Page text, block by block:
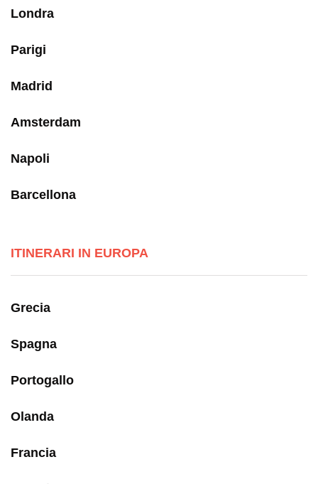
Londra
Parigi
Madrid
Amsterdam
Napoli
Barcellona
ITINERARI IN EUROPA
Grecia
Spagna
Portogallo
Olanda
Francia